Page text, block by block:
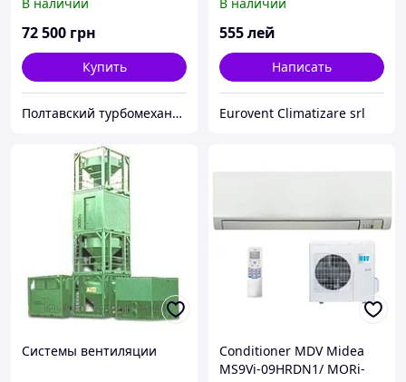
72 500 грн
Купить
Полтавский турбомеханический завод
производство
воздуховодов!
555лей
Написать
Eurovent Climatizare srl
Системы вентиляции
Conditioner MDV Midea
MS9Vi-09HRDN1/ MORi-